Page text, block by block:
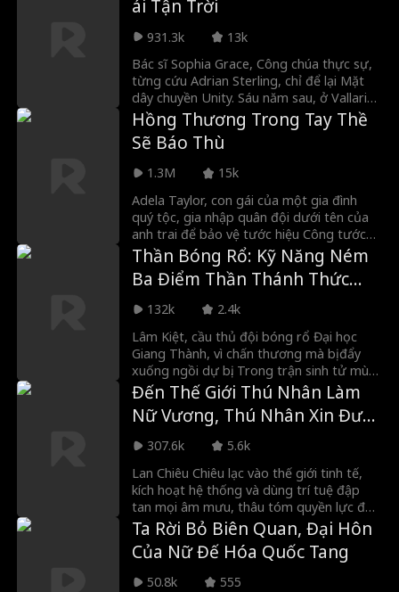
yên bình của Naomi bị xáo trộn. Khi vai trò
người vợ tốt bị thách thức, ký ức về quá
khứ là "Nữ hoàng Luật" đáng gờm của cô
trỗi dậy, khơi dậy sức mạnh và tham vọng
bên trong.
ái Tận Trời
931.3k
13k
Bác sĩ Sophia Grace, Công chúa thực sự,
từng cứu Adrian Sterling, chỉ để lại Mặt
dây chuyền Unity. Sáu năm sau, ở Vallaris,
cô điều hành Phòng khám Blossoms cùng
con trai Sammy, đối mặt với Công chúa
thứ hai Isabella đầy ghen tị. Khi Sammy
chứng minh là người thừa kế đã mất của
Adrian, họ vạch trần sự phản bội hoàng
gia và giành lại tương lai.
Hồng Thương Trong Tay Thề
Sẽ Báo Thù
1.3M
15k
Adela Taylor, con gái của một gia đình
quý tộc, gia nhập quân đội dưới tên của
anh trai để bảo vệ tước hiệu Công tước
của gia đình. Cô đạt được thành công vô
song, nhưng khi trở về chiến thắng, anh
trai đã cướp đi vinh quang của cô. Cô bị
ép kết hôn, và anh trai đã giết cô. Bất
ngờ, cô tái sinh thành công chúa. Sau đó,
cô bắt đầu hành trình báo thù...
Thần Bóng Rổ: Kỹ Năng Ném
Ba Điểm Thần Thánh Thức
Tỉnh
132k
2.4k
Lâm Kiệt, cầu thủ đội bóng rổ Đại học
Giang Thành, vì chấn thương mà bị đẩy
xuống ngồi dự bị. Trong trận sinh tử mùa
giải thường, khi chỉ còn 15 giây cuối, cậu bị
đưa vào sân gánh tội cho cả đội. Nhưng
không ai biết Lâm Kiệt đã thức tỉnh “Hệ
thống Thần Bóng Rổ”. Từ một cầu thủ
dự bị bị hắt hủi đến MVP vòng chung kết,
cậu tạo nên màn lội ngược dòng chấn
động.
Đến Thế Giới Thú Nhân Làm
Nữ Vương, Thú Nhân Xin Được
Ôm Ấp
307.6k
5.6k
Lan Chiêu Chiêu lạc vào thế giới tinh tế,
kích hoạt hệ thống và dùng trí tuệ đập
tan mọi âm mưu, thâu tóm quyền lực đế
quốc. Sau khi thức tỉnh lực tinh thần mạnh
mẽ, cô trở thành người kế vị, mang chí lớn
dẫn dắt đế quốc khai phá tinh tế, viết nên
huyền thoại vĩ đại giữa biển sao bao la.
Ta Rời Bỏ Biên Quan, Đại Hôn
Của Nữ Đế Hóa Quốc Tang
50.8k
555